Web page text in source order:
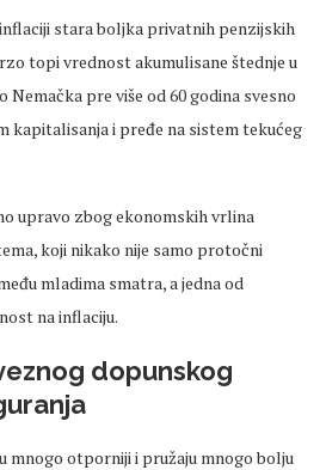
stara boljka privatnih penzijskih
topi vrednost akumulisane štednje u
Nemačka pre više od 60 godina svesno
kapitalisanja i pređe na sistem tekućeg
upravo zbog ekonomskih vrlina
koji nikako nije samo protočni
mladima smatra, a jedna od
na inflaciju.
dopunskog
mnogo otporniji i pružaju mnogo bolju